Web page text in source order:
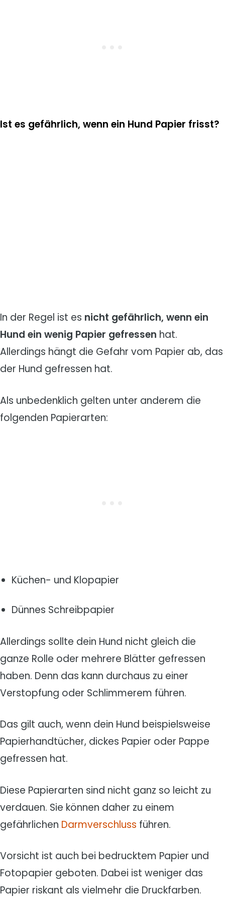
Ist es gefährlich, wenn ein Hund Papier frisst?
In der Regel ist es nicht gefährlich, wenn ein
Hund ein wenig Papier gefressen hat.
Allerdings hängt die Gefahr vom Papier ab, das
der Hund gefressen hat.
Als unbedenklich gelten unter anderem die
folgenden Papierarten:
Küchen- und Klopapier
Dünnes Schreibpapier
Allerdings sollte dein Hund nicht gleich die
ganze Rolle oder mehrere Blätter gefressen
haben. Denn das kann durchaus zu einer
Verstopfung oder Schlimmerem führen.
Das gilt auch, wenn dein Hund beispielsweise
Papierhandtücher, dickes Papier oder Pappe
gefressen hat.
Diese Papierarten sind nicht ganz so leicht zu
verdauen. Sie können daher zu einem
gefährlichen Darmverschluss führen.
Vorsicht ist auch bei bedrucktem Papier und
Fotopapier geboten. Dabei ist weniger das
Papier riskant als vielmehr die Druckfarben.